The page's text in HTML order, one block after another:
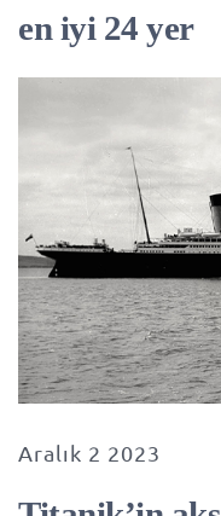
en iyi 24 yer
Aralık 2 2023